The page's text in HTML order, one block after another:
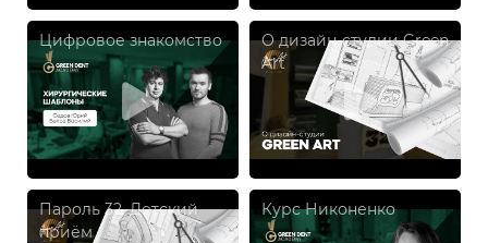
Цифровое знакомство
О дизайн-студии Green
Art
Пароль 32. Детский
приём
Курс Никоненко